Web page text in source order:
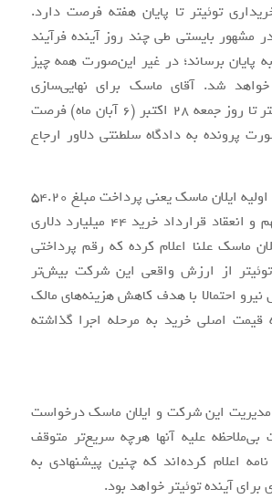
توئیتر تا پایان هفته فرصت دارد.
مشهور بایستی طی چند روز آینده فرآیند
پایان برساند؛ در غیر این‌صورت همه چیز
شد. آقای ماسک برای نهایی‌سازی
قرارداد خود با توئیتر تا روز جمعه 28 اکتبر (6 آبان ماه) فرصت
پرونده به دادگاه سلطنتی دلاور ارجاع
توئیتر روی پیشنهاد اولیه ایلان ماسک یعنی پرداخت مبلغ 54.20
دلار به ازای هر سهم و انعقاد قرارداد خرید 44 میلیارد دلاری
ماسک علنا اعلام کرده که رقم پرداختی
از ارزش واقعی این شرکت بیش‌تر
نیرو احتمالا با هدف کاهش هزینه‌های مالک
اصلی خرید به مرحله اجرا گذاشته
مدیریت این شرکت و ایلان ماسک درخواست
بی‌ملاحظه علیه آنها هرچه سریع‌تر متوقف
اعلام کرده‌اند که چنین پیشنهادی به
آینده توئیتر خواهد بود.